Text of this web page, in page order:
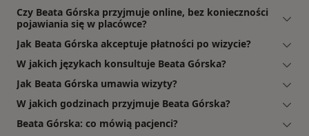
Czy Beata Górska przyjmuje online, bez konieczności
pojawiania się w placówce?
Jak Beata Górska akceptuje płatności po wizycie?
W jakich językach konsultuje Beata Górska?
Jak Beata Górska umawia wizyty?
W jakich godzinach przyjmuje Beata Górska?
Beata Górska: co mówią pacjenci?